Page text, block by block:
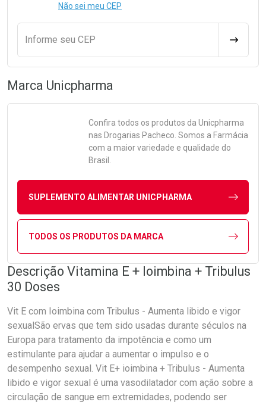
Não sei meu CEP
Informe seu CEP
Marca Unicpharma
Confira todos os produtos da Unicpharma
nas Drogarias Pacheco. Somos a Farmácia
com a maior variedade e qualidade do
Brasil.
SUPLEMENTO ALIMENTAR UNICPHARMA
TODOS OS PRODUTOS DA MARCA
Descrição Vitamina E + Ioimbina + Tribulus
30 Doses
Vit E com Ioimbina com Tribulus - Aumenta libido e vigor
sexualSão ervas que tem sido usadas durante séculos na
Europa para tratamento da impotência e como um
estimulante para ajudar a aumentar o impulso e o
desempenho sexual. Vit E+ ioimbina + Tribulus - Aumenta
libido e vigor sexual é uma vasodilatador com ação sobre a
circulação de sangue em extremidades, podendo ser